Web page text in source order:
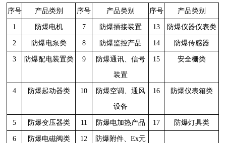
序号 产品类别 序号 产品类别 序号 产品类别
1 防爆电机 7 防爆插接装置 13 防爆仪器仪表类
2 防爆电泵类 8 防爆监控产品 14 防爆传感器
3 防爆配电装置类 9 防爆通讯、信号
装置
15 安全栅类
4 防爆起动器类 10 防爆空调、通风
设备
16 防爆仪表箱类
5 防爆变压器类 11 防爆电加热产品 17 防爆灯具类
6 防爆电磁阀类 12 防爆附件、 Ex元